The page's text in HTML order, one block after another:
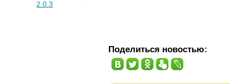
2.0.3
Поделиться новостью: